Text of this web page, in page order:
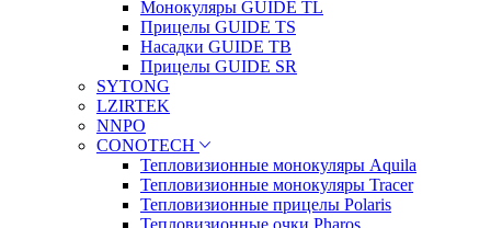
Монокуляры GUIDE TL
Прицелы GUIDE TS
Насадки GUIDE TB
Прицелы GUIDE SR
SYTONG
LZIRTEK
NNPO
CONOTECH
Тепловизионные монокуляры Aquila
Тепловизионные монокуляры Tracer
Тепловизионные прицелы Polaris
Тепловизионные очки Pharos